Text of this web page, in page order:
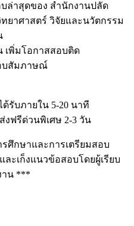
ล่าสุดของ สำนักงานปลัด
ยาศาสตร์ วิจัยและนวัตกรรม
เพิ่มโอกาสสอบติด
บสัมภาษณ์
ด้รับภายใน 5-20 นาที
งฟรีด่วนพิเศษ 2-3 วัน
ศึกษาและการเตรียมสอบ
ละเก็งแนวข้อสอบโดยผู้เรียบ
าน ***